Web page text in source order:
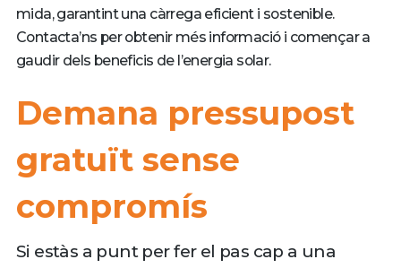
mida, garantint una càrrega eficient i sostenible.
Contacta’ns per obtenir més informació i començar a
gaudir dels beneficis de l’energia solar.
Demana pressupost
gratuït sense
compromís
Si estàs a punt per fer el pas cap a una